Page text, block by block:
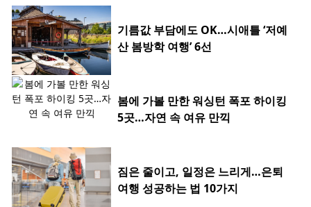
기름값 부담에도 OK…시애틀 ‘저예
산 봄방학 여행’ 6선
봄에 가볼 만한 워싱턴 폭포 하이킹
5곳…자연 속 여유 만끽
짐은 줄이고, 일정은 느리게…은퇴
여행 성공하는 법 10가지